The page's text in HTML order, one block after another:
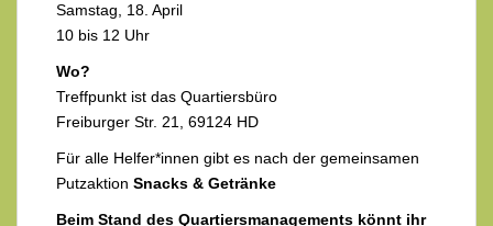
Samstag, 18. April
10 bis 12 Uhr
Wo?
Treffpunkt ist das Quartiersbüro
Freiburger Str. 21, 69124 HD
Für alle Helfer*innen gibt es nach der gemeinsamen
Putzaktion Snacks & Getränke
Beim Stand des Quartiersmanagements könnt ihr